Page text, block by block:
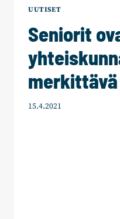
MUURIA
UUTISET
Seniorit
15.4.2021